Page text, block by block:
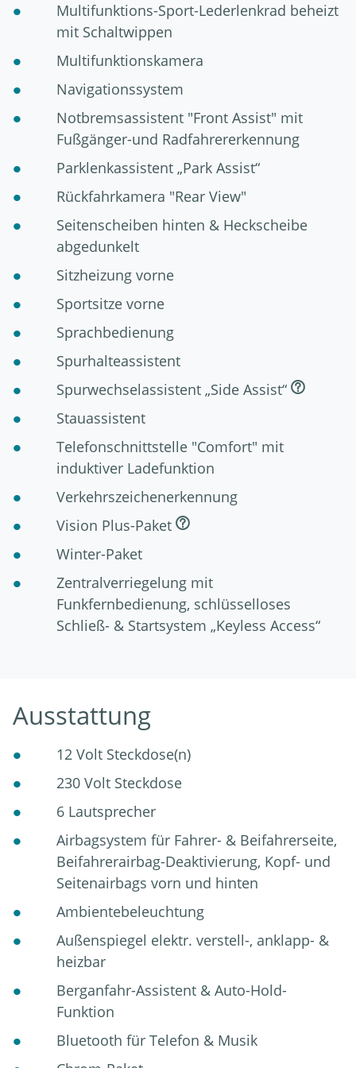
Multifunktions-Sport-Lederlenkrad beheizt
mit Schaltwippen
Multifunktionskamera
Navigationssystem
Notbremsassistent "Front Assist" mit
Fußgänger-und Radfahrererkennung
Parklenkassistent „Park Assist“
Rückfahrkamera "Rear View"
Seitenscheiben hinten & Heckscheibe
abgedunkelt
Sitzheizung vorne
Sportsitze vorne
Sprachbedienung
Spurhalteassistent
Spurwechselassistent „Side Assist“
Stauassistent
Telefonschnittstelle "Comfort" mit
induktiver Ladefunktion
Verkehrszeichenerkennung
Vision Plus-Paket
Winter-Paket
Zentralverriegelung mit
Funkfernbedienung, schlüsselloses
Schließ- & Startsystem „Keyless Access“
Ausstattung
12 Volt Steckdose(n)
230 Volt Steckdose
6 Lautsprecher
Airbagsystem für Fahrer- & Beifahrerseite,
Beifahrerairbag-Deaktivierung, Kopf- und
Seitenairbags vorn und hinten
Ambientebeleuchtung
Außenspiegel elektr. verstell-, anklapp- &
heizbar
Berganfahr-Assistent & Auto-Hold-
Funktion
Bluetooth für Telefon & Musik